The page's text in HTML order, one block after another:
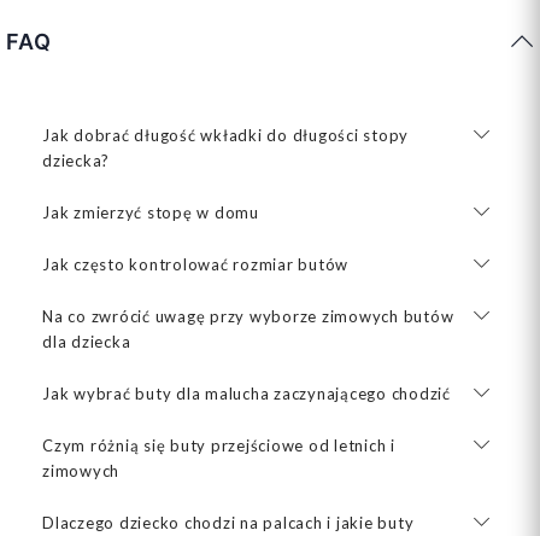
FAQ
Jak dobrać długość wkładki do długości stopy
dziecka?
Jak zmierzyć stopę w domu
Jak często kontrolować rozmiar butów
Na co zwrócić uwagę przy wyborze zimowych butów
dla dziecka
Jak wybrać buty dla malucha zaczynającego chodzić
Czym różnią się buty przejściowe od letnich i
zimowych
Dlaczego dziecko chodzi na palcach i jakie buty